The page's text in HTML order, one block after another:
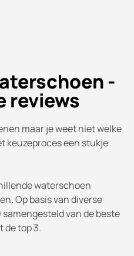
-
reviews
maar je weet niet welke
keuzeproces een stukje
waterschoen
Op basis van diverse
van de beste
de top 3.